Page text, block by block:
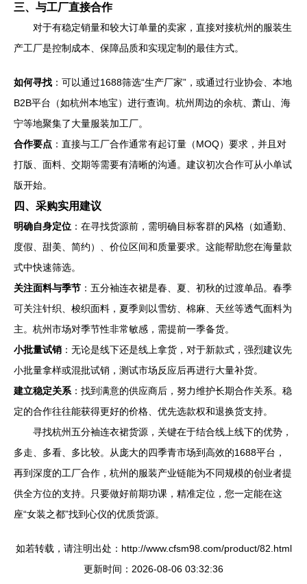
三、与工厂直接合作
对于有稳定销量和较大订单量的卖家，直接对接杭州的服装生
产工厂是控制成本、保障品质和实现定制的最佳方式。
如何寻找 ：可以通过1688筛选“生产厂家”，或通过行业协会、本地
B2B平台（如杭州本地宝）进行查询。杭州周边的余杭、萧山、海
宁等地聚集了大量服装加工厂。
合作要点 ：直接与工厂合作通常有起订量（MOQ）要求，并且对
打版、面料、交期等需要有清晰的沟通。建议初次合作可从小单试
版开始。
四、采购实用建议
明确自身定位 ：在寻找货源前，需明确目标客群的风格（如通勤、
度假、甜美、简约）、价位区间和质量要求。这能帮助您在海量款
式中快速筛选。
关注面料与季节 ：五分袖连衣裙是春、夏、初秋的过渡单品。春季
可关注针织、梭织面料，夏季则以雪纺、棉麻、天丝等透气面料为
主。杭州市场对季节性非常敏感，需提前一季备货。
小批量试销 ：无论是线下还是线上拿货，对于新款式，强烈建议先
小批量拿样或混批试销，测试市场反应后再进行大量补货。
建立稳定关系 ：找到满意的供应商后，努力维护长期合作关系。稳
定的合作往往能获得更好的价格、优先选款权和退换货支持。
寻找杭州五分袖连衣裙货源，关键在于结合线上线下的优势，
多走、多看、多比较。从庞大的四季青市场到高效的1688平台，
再到深度的工厂合作，杭州的服装产业链能为不同规模的创业者提
供全方位的支持。只要做好前期功课，精准定位，您一定能在这
座“女装之都”找到心仪的优质货源。
如若转载，请注明出处：http://www.cfsm98.com/product/82.html
更新时间：2026-08-06 03:32:36